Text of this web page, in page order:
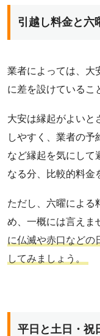
引越し料金と六
業者によっては、大
に差を設けているこ
大安は縁起がよいと
しやすく、業者の予
など縁起を気にして
なる分、比較的料金
ただし、六曜による
め、一概には言えま
に仏滅や赤口などの
してみましょう。
平日と土日・祝